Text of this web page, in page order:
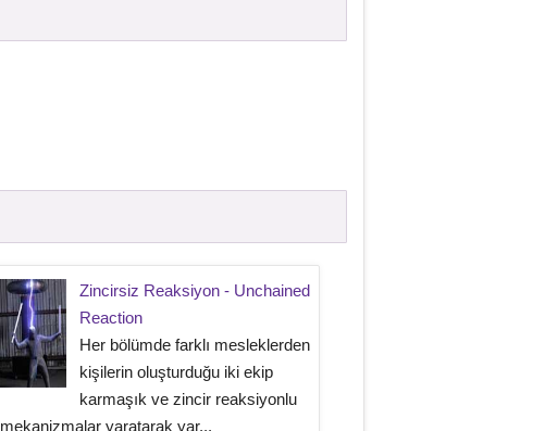
Zincirsiz Reaksiyon - Unchained
Reaction
Her bölümde farklı mesleklerden
kişilerin oluşturduğu iki ekip
karmaşık ve zincir reaksiyonlu
mekanizmalar yaratarak yar...